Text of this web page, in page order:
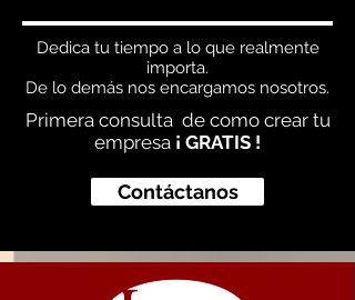
Dedica tu tiempo a lo que realmente
importa.
De lo demás nos encargamos nosotros.
Primera consulta de como crear tu
empresa ¡ GRATIS !
Contáctanos